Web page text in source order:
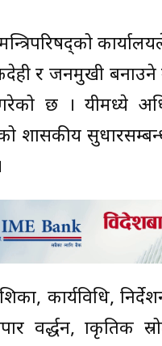
मन्त्रिपरिषद्को
र जनमुखी बनाउने
छ । यीमध्ये
शासकीय
कार्यविधि,
प्रवर्द्धन,